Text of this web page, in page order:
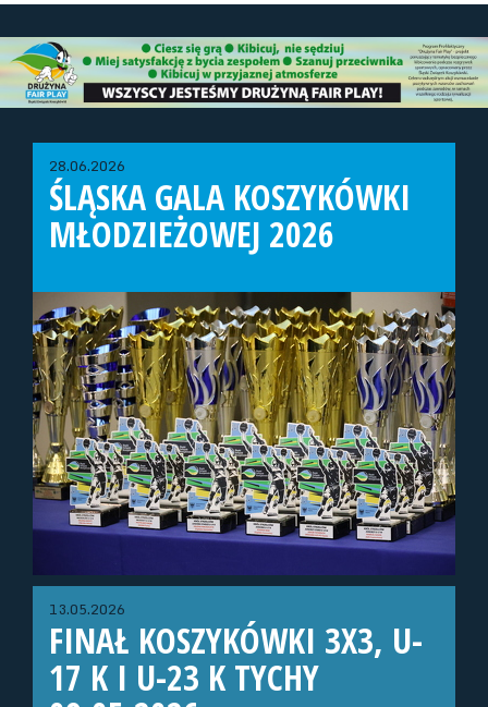
28.06.2026
ŚLĄSKA GALA KOSZYKÓWKI
MŁODZIEŻOWEJ 2026
13.05.2026
FINAŁ KOSZYKÓWKI 3X3, U-
17 K I U-23 K TYCHY